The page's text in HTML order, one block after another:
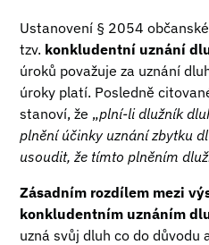
Ustanovení § 2054
tzv. konkludentní uznání
úroků považuje za uznání
úroky platí. Posledně
stanoví, že „plní-li dlužník
plnění účinky uznání zbytku
usoudit, že tímto plněním
Zásadním rozdílem mezi
konkludentním uznáním
uzná svůj dluh co do důvodu